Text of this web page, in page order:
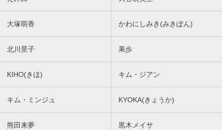
大塚萌香 かわにしみき(みきぽん)
北川景子 果歩
KIHO(きほ) キム・ジアン
キム・ミンジュ KYOKA(きょうか)
熊田来夢 黒木メイサ